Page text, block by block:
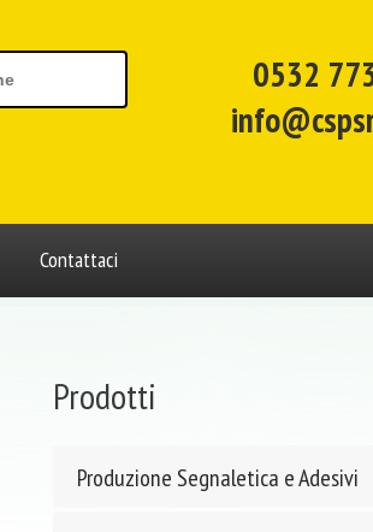
0532
Contattaci
Prodotti
Produzione Segnaletica e Adesivi